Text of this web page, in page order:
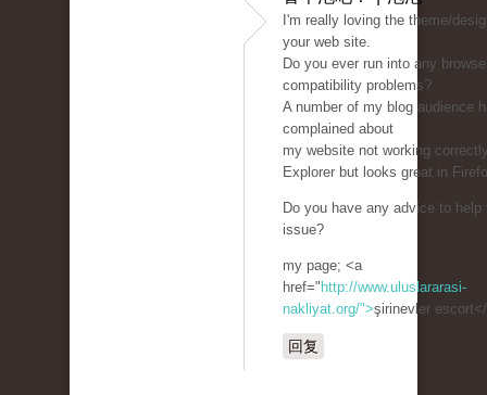
I'm really loving the theme/
your web site.
Do you ever run into any
compatibility problems?
A number of my blog audience
complained about
my website not working
Explorer but looks great in
Do you have any advice to
issue?
my page; <a
href=" http://www.uluslararasi-
nakliyat.org/">şirinevler
回复